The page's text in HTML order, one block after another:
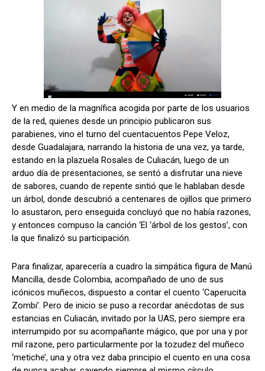
Y en medio de la magnífica acogida por parte de los usuarios
de la red, quienes desde un principio publicaron sus
parabienes, vino el turno del cuentacuentos Pepe Veloz,
desde Guadalajara, narrando la historia de una vez, ya tarde,
estando en la plazuela Rosales de Culiacán, luego de un
arduo día de presentaciones, se sentó a disfrutar una nieve
de sabores, cuando de repente sintió que le hablaban desde
un árbol, donde descubrió a centenares de ojillos que primero
lo asustaron, pero enseguida concluyó que no había razones,
y entonces compuso la canción ‘El ‘árbol de los gestos’, con
la que finalizó su participación.
Para finalizar, aparecería a cuadro la simpática figura de Manú
Mancilla, desde Colombia, acompañado de uno de sus
icónicos muñecos, dispuesto a contar el cuento ‘Caperucita
Zombi’. Pero de inicio se puso a recordar anécdotas de sus
estancias en Culiacán, invitado por la UAS, pero siempre era
interrumpido por su acompañante mágico, que por una y por
mil razone, pero particularmente por la tozudez del muñeco
‘metiche’, una y otra vez daba principio el cuento en una cosa